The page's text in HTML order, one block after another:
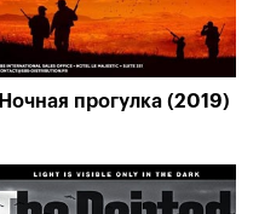
Ночная прогулка (2019)